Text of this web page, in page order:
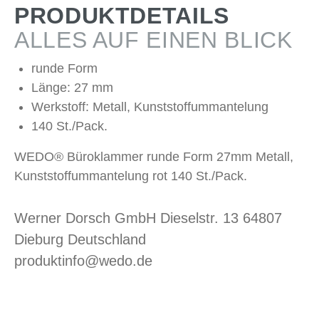
PRODUKTDETAILS
ALLES AUF EINEN BLICK
runde Form
Länge: 27 mm
Werkstoff: Metall, Kunststoffummantelung
140 St./Pack.
WEDO® Büroklammer runde Form 27mm Metall,
Kunststoffummantelung rot 140 St./Pack.
Werner Dorsch GmbH Dieselstr. 13 64807
Dieburg Deutschland
produktinfo@wedo.de